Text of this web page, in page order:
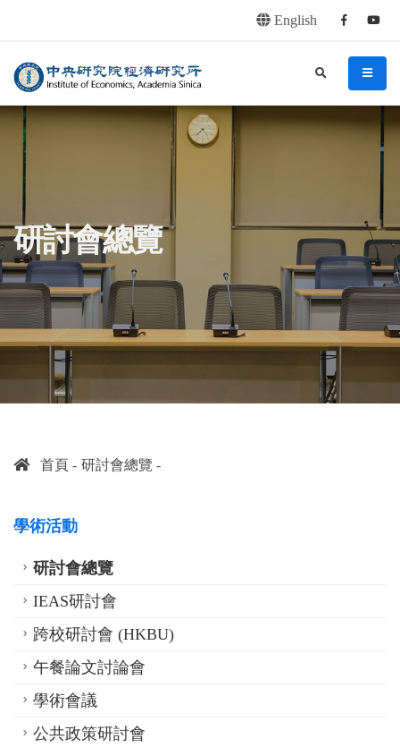
English Facebook
中央研究院經濟研究所 menu
search
:::
研討會總覽
首頁 研討會總覽
學術活動
研討會總覽
IEAS研討會
跨校研討會 (HKBU)
午餐論文討論會
學術會議
公共政策研討會